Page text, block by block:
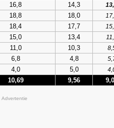
16,8 14,3
18,8 18,0
18,4 17,7
15,0 13,4
11,0 10,3
6,8 4,8
4,0 5,0
10,69 9,56
Advertentie